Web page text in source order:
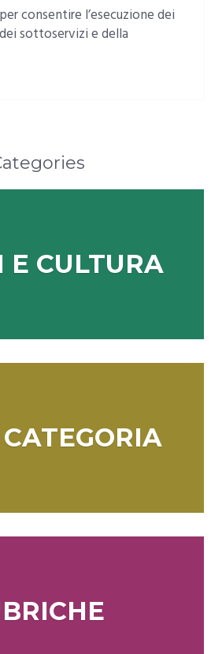
consentire l’esecuzione dei
sottoservizi e della
E CULTURA